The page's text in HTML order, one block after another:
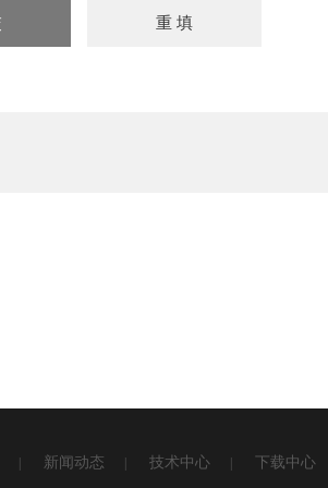
新闻动态 技术中心 下载中心